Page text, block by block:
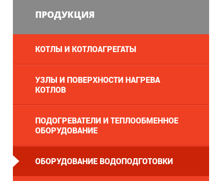
ПРОДУКЦИЯ
КОТЛЫ И КОТЛОАГРЕГАТЫ
УЗЛЫ И ПОВЕРХНОСТИ НАГРЕВА
КОТЛОВ
ПОДОГРЕВАТЕЛИ И ТЕПЛООБМЕННОЕ
ОБОРУДОВАНИЕ
ОБОРУДОВАНИЕ ВОДОПОДГОТОВКИ